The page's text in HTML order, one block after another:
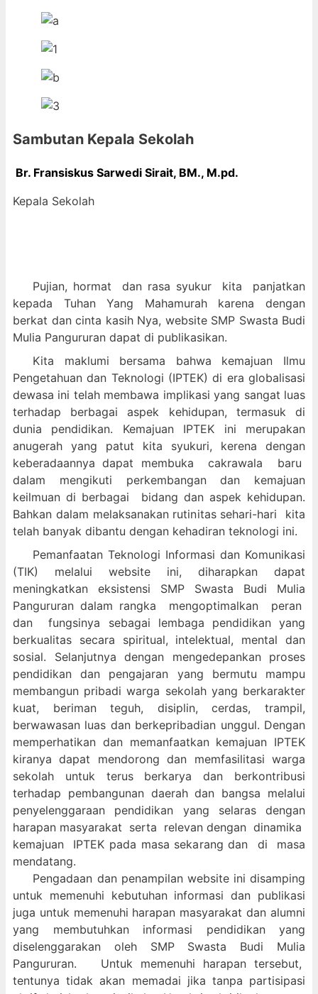
Sambutan Kepala Sekolah
Br. Fransiskus Sarwedi Sirait, BM., M.pd.
Kepala Sekolah
Pujian, hormat dan rasa syukur kita panjatkan
kepada Tuhan Yang Mahamurah karena dengan
berkat dan cinta kasih Nya, website SMP Swasta Budi
Mulia Pangururan dapat di publikasikan.
Kita maklumi bersama bahwa kemajuan Ilmu
Pengetahuan dan Teknologi (IPTEK) di era globalisasi
dewasa ini telah membawa implikasi yang sangat luas
terhadap berbagai aspek kehidupan, termasuk di
dunia pendidikan. Kemajuan IPTEK ini merupakan
anugerah yang patut kita syukuri, kerena dengan
keberadaannya dapat membuka cakrawala baru
dalam mengikuti perkembangan dan kemajuan
keilmuan di berbagai bidang dan aspek kehidupan.
Bahkan dalam melaksanakan rutinitas sehari-hari kita
telah banyak dibantu dengan kehadiran teknologi ini.
Pemanfaatan Teknologi Informasi dan Komunikasi
(TIK) melalui website ini, diharapkan dapat
meningkatkan eksistensi SMP Swasta Budi Mulia
Pangururan dalam rangka mengoptimalkan peran
dan fungsinya sebagai lembaga pendidikan yang
berkualitas secara spiritual, intelektual, mental dan
sosial. Selanjutnya dengan mengedepankan proses
pendidikan dan pengajaran yang bermutu mampu
membangun pribadi warga sekolah yang berkarakter
kuat, beriman teguh, disiplin, cerdas, trampil,
berwawasan luas dan berkepribadian unggul. Dengan
memperhatikan dan memanfaatkan kemajuan IPTEK
kiranya dapat mendorong dan memfasilitasi warga
sekolah untuk terus berkarya dan berkontribusi
terhadap pembangunan daerah dan bangsa melalui
penyelenggaraan pendidikan yang selaras dengan
harapan masyarakat serta relevan dengan dinamika
kemajuan IPTEK pada masa sekarang dan di masa
mendatang.
Pengadaan dan penampilan website ini disamping
untuk memenuhi kebutuhan informasi dan publikasi
juga untuk memenuhi harapan masyarakat dan alumni
yang membutuhkan informasi pendidikan yang
diselenggarakan oleh SMP Swasta Budi Mulia
Pangururan. Untuk memenuhi harapan tersebut,
tentunya tidak akan memadai jika tanpa partisipasi